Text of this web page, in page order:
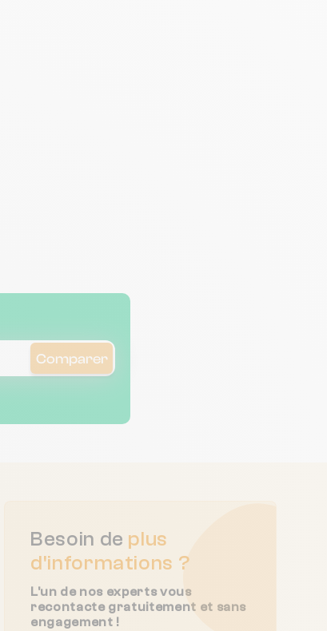
Personnalisez vos Options
Comparer
Besoin de plus
d'informations ?
L'un de nos experts vous
recontacte gratuitement et sans
engagement !